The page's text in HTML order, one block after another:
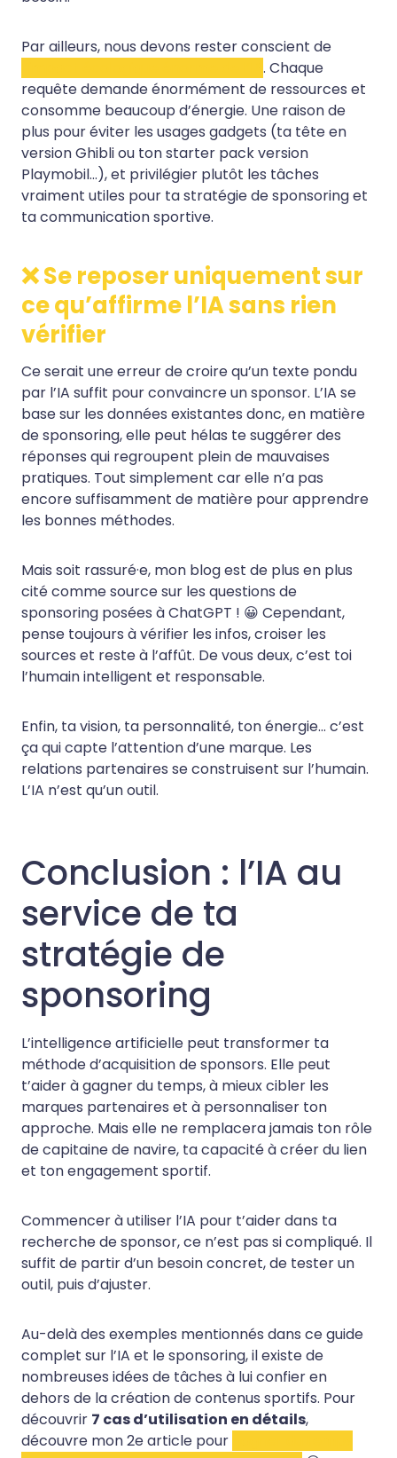
Par ailleurs, nous devons rester conscient de
. Chaque
requête demande énormément de ressources et
consomme beaucoup d’énergie. Une raison de
plus pour éviter les usages gadgets (ta tête en
version Ghibli ou ton starter pack version
Playmobil…), et privilégier plutôt les tâches
vraiment utiles pour ta stratégie de sponsoring et
ta communication sportive.
❌ Se reposer uniquement sur
ce qu’affirme l’IA sans rien
vérifier
Ce serait une erreur de croire qu’un texte pondu
par l’IA suffit pour convaincre un sponsor. L’IA se
base sur les données existantes donc, en matière
de sponsoring, elle peut hélas te suggérer des
réponses qui regroupent plein de mauvaises
pratiques. Tout simplement car elle n’a pas
encore suffisamment de matière pour apprendre
les bonnes méthodes.
Mais soit rassuré·e, mon blog est de plus en plus
cité comme source sur les questions de
sponsoring posées à ChatGPT ! 😀 Cependant,
pense toujours à vérifier les infos, croiser les
sources et reste à l’affût. De vous deux, c’est toi
l’humain intelligent et responsable.
Enfin, ta vision, ta personnalité, ton énergie… c’est
ça qui capte l’attention d’une marque. Les
relations partenaires se construisent sur l’humain.
L’IA n’est qu’un outil.
Conclusion : l’IA au
service de ta
stratégie de
sponsoring
L’intelligence artificielle peut transformer ta
méthode d’acquisition de sponsors. Elle peut
t’aider à gagner du temps, à mieux cibler les
marques partenaires et à personnaliser ton
approche. Mais elle ne remplacera jamais ton rôle
de capitaine de navire, ta capacité à créer du lien
et ton engagement sportif.
Commencer à utiliser l’IA pour t’aider dans ta
recherche de sponsor, ce n’est pas si compliqué. Il
suffit de partir d’un besoin concret, de tester un
outil, puis d’ajuster.
Au-delà des exemples mentionnés dans ce guide
complet sur l’IA et le sponsoring, il existe de
nombreuses idées de tâches à lui confier en
dehors de la création de contenus sportifs. Pour
découvrir 7 cas d’utilisation en détails,
découvre mon 2e article pour